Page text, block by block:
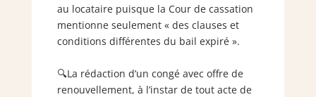
au locataire puisque la Cour de cassation
mentionne seulement « des clauses et
conditions différentes du bail expiré ».
🔍La rédaction d’un congé avec offre de
renouvellement, à l’instar de tout acte de